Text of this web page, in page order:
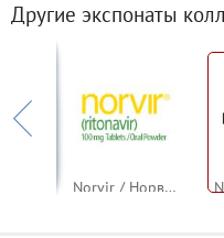
Другие экспонаты
Norvir / Норвир (ритонавир)